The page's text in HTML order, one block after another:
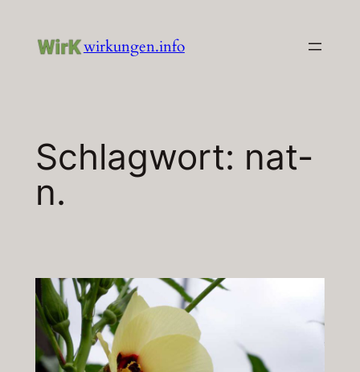
Inhalt
wirkungen.info
Schlagwort: nat-
n.